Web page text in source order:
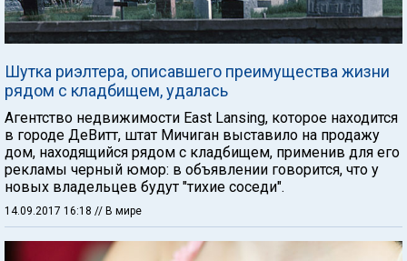
Шутка риэлтера, описавшего преимущества жизни
рядом с кладбищем, удалась
Агентство недвижимости East Lansing, которое находится
в городе ДеВитт, штат Мичиган выставило на продажу
дом, находящийся рядом с кладбищем, применив для его
рекламы черный юмор: в объявлении говорится, что у
новых владельцев будут "тихие соседи".
14.09.2017 16:18 // В мире